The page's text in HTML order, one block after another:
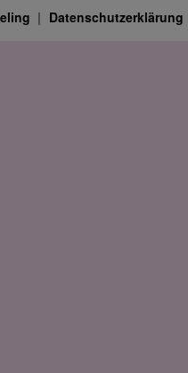
Datenschutz­erklärung